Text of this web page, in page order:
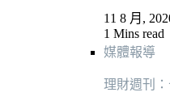
11 8 月,
1 Mins read
媒體報導
理財週刊